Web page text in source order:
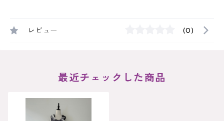
レビュー (0)
最近チェックした商品